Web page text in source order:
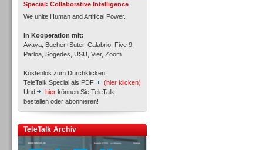
Special: Collaborative Intelligence
We unite Human and Artifical Power.
In Kooperation mit:
Avaya, Bucher+Suter, Calabrio, Five 9,
Parloa, Sogedes, USU, Vier, Zoom
Kostenlos zum Durchklicken:
TeleTalk Special als PDF
(hier klicken)
Und
hier können Sie TeleTalk
bestellen oder abonnieren!
TeleTalk Archiv
Inbound
Inbound